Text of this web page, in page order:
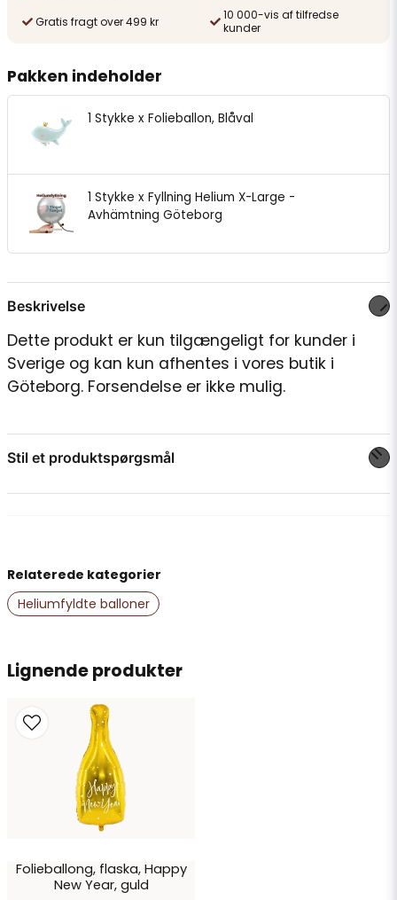
Gratis fragt over 499 kr
10 000-vis af tilfredse
kunder
Pakken indeholder
1 Stykke x Folieballon, Blåval
1 Stykke x Fyllning Helium X-Large -
Avhämtning Göteborg
Beskrivelse
Dette produkt er kun tilgængeligt for kunder i
Sverige og kan kun afhentes i vores butik i
Göteborg. Forsendelse er ikke mulig.
Stil et produktspørgsmål
name
Navn
email
E-mailadresse
Ja, du kan offentliggøre mit spørgsmål
Lignende produkter
Folieballong, flaska, Happy
New Year, guld
Relaterede kategorier
Heliumfyldte balloner